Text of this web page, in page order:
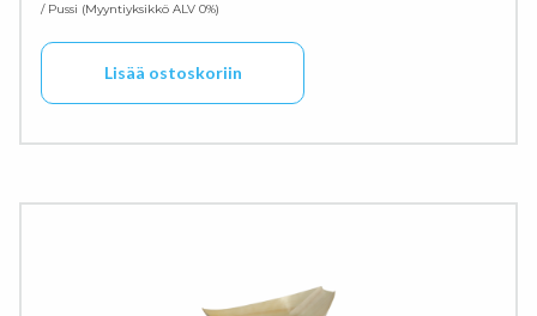
/ Pussi Myyntiyksikkö ALV 0%
Lisää ostoskoriin